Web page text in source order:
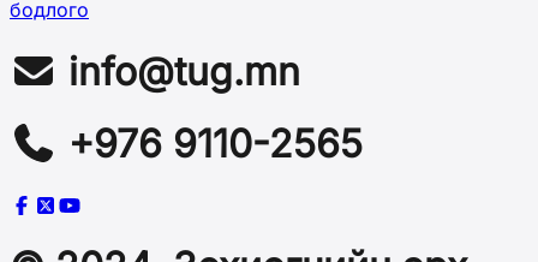
бодлого
info@tug.mn
+976 9110-2565